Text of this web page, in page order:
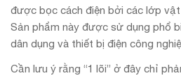
được bọc cách điện bởi các lớp vật
Sản phẩm này được sử dụng phổ
dân dụng và thiết bị điện công
Cần lưu ý rằng “1 lõi” ở đây chỉ